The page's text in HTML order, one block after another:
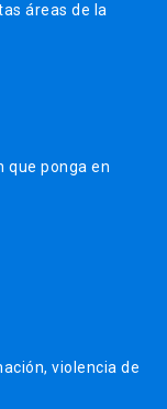
áreas de la
que ponga en
violencia de